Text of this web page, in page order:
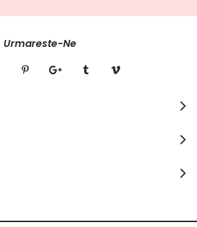
Urmareste-Ne